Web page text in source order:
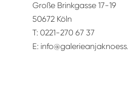
Große Brinkgasse 17-19
50672 Köln
T: 0221-270 67 37
E: